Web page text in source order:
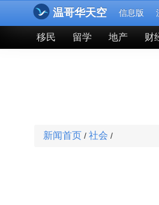
温哥华天空 信息版
移民 留学 地产 财
新闻首页 / 社会 /